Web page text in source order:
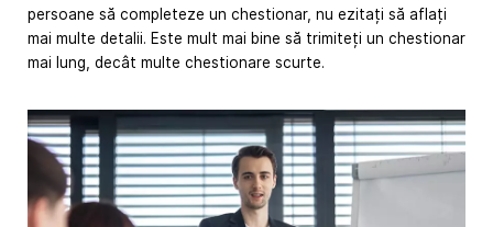
persoane să completeze un chestionar, nu ezitați să aflați
mai multe detalii. Este mult mai bine să trimiteți un chestionar
mai lung, decât multe chestionare scurte.